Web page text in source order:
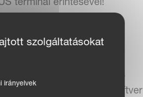
mellett az
meghatározásra GPS
elkezdi csökkenteni a
GEOCONTROL szoftver
szolgáltatásokat
irányelvek